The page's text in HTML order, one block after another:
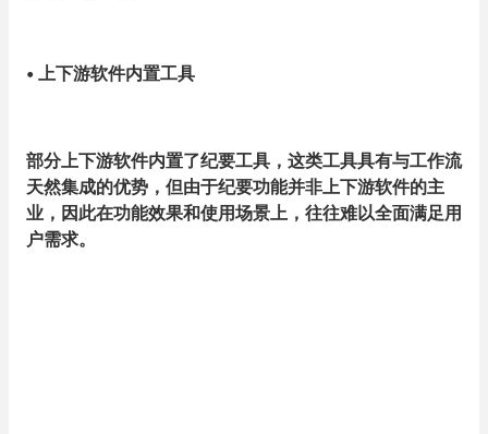
• 上下游软件内置工具
部分上下游软件内置了纪要工具，这类工具具有与工作流
天然集成的优势，但由于纪要功能并非上下游软件的主
业，因此在功能效果和使用场景上，往往难以全面满足用
户需求。